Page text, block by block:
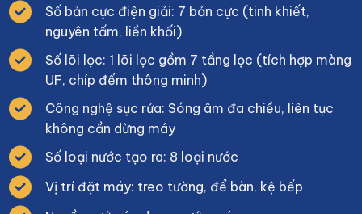
Số bản cực điện giải: 7 bản cực (tinh khiết,
nguyên tấm, liền khối)
Số lõi lọc: 1 lõi lọc gồm 7 tầng lọc (tích hợp màng
UF, chíp đếm thông minh)
Công nghệ sục rửa: Sóng âm đa chiều, liên tục
không cần dừng máy
Số loại nước tạo ra: 8 loại nước
Vị trí đặt máy: treo tường, để bàn, kệ bếp